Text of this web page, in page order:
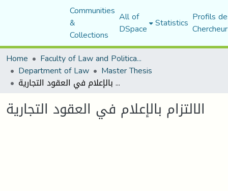
Communities
&
Collections
All of
DSpace Statistics Profils
Home
Faculty of Law and Political Science
Department of Law Master Thesis
الالتزام بالإعلام في العقود التجارية
الالتزام بالإعلام في العقود التجارية